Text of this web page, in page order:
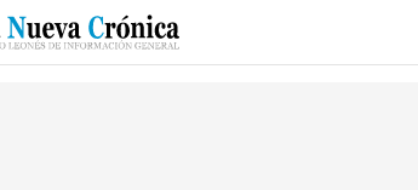
ESPECIALES DEPORTES OPINIÓN